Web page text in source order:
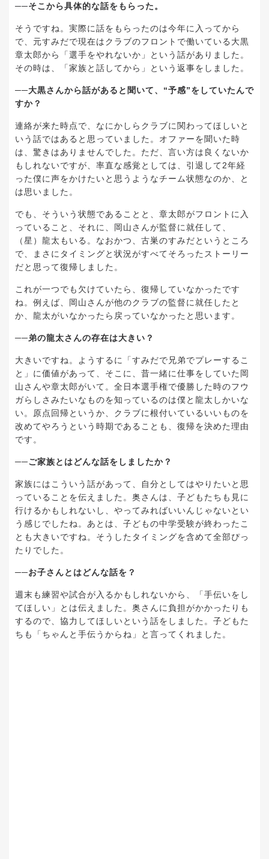
──そこから具体的な話をもらった。
そうですね。実際に話をもらったのは今年に入ってから
で、元すみだで現在はクラブのフロントで働いている大黒
章太郎から「選手をやれないか」という話がありました。
その時は、「家族と話してから」という返事をしました。
──大黒さんから話があると聞いて、“予感”をしていたんで
すか？
連絡が来た時点で、なにかしらクラブに関わってほしいと
いう話ではあると思っていました。オファーを聞いた時
は、驚きはありませんでした。ただ、言い方は良くないか
もしれないですが、率直な感覚としては、引退して2年経
った僕に声をかけたいと思うようなチーム状態なのか、と
は思いました。
でも、そういう状態であることと、章太郎がフロントに入
っていること、それに、岡山さんが監督に就任して、
（星）龍太もいる。なおかつ、古巣のすみだというところ
で、まさにタイミングと状況がすべてそろったストーリー
だと思って復帰しました。
これが一つでも欠けていたら、復帰していなかったです
ね。例えば、岡山さんが他のクラブの監督に就任したと
か、龍太がいなかったら戻っていなかったと思います。
──弟の龍太さんの存在は大きい？
大きいですね。ようするに「すみだで兄弟でプレーするこ
と」に価値があって、そこに、昔一緒に仕事をしていた岡
山さんや章太郎がいて。全日本選手権で優勝した時のフウ
ガらしさみたいなものを知っているのは僕と龍太しかいな
い。原点回帰というか、クラブに根付いているいいものを
改めてやろうという時期であることも、復帰を決めた理由
です。
──ご家族とはどんな話をしましたか？
家族にはこういう話があって、自分としてはやりたいと思
っていることを伝えました。奥さんは、子どもたちも見に
行けるかもしれないし、やってみればいいんじゃないとい
う感じでしたね。あとは、子どもの中学受験が終わったこ
とも大きいですね。そうしたタイミングを含めて全部ぴっ
たりでした。
──お子さんとはどんな話を？
週末も練習や試合が入るかもしれないから、「手伝いをし
てほしい」とは伝えました。奥さんに負担がかかったりも
するので、協力してほしいという話をしました。子どもた
ちも「ちゃんと手伝うからね」と言ってくれました。